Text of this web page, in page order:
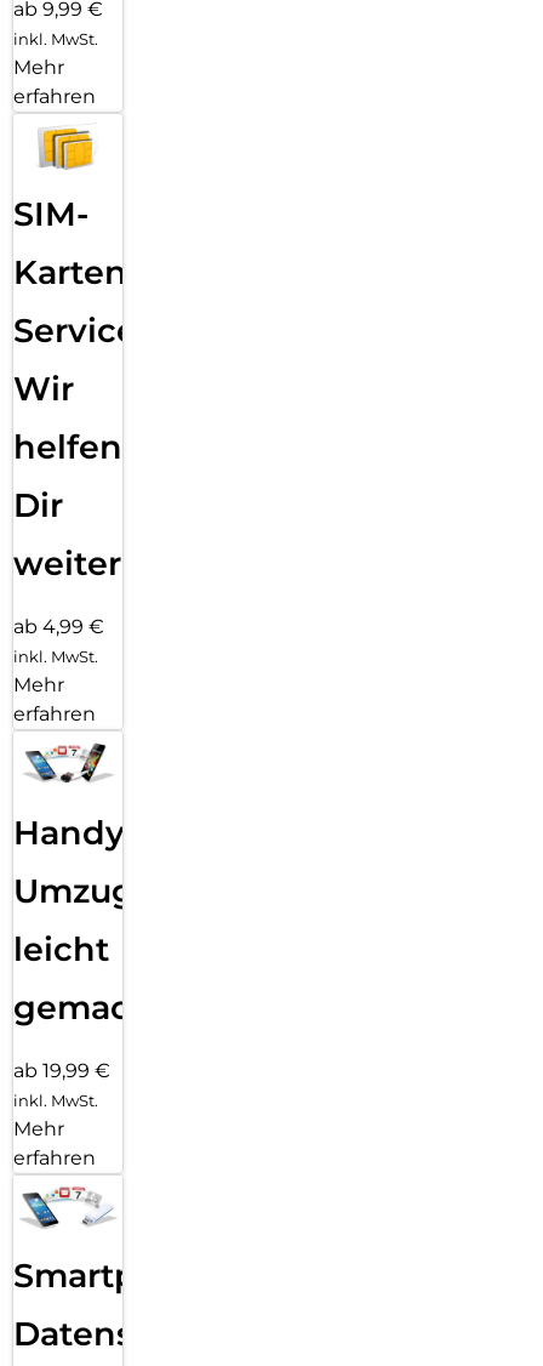
ab 9,99 €
inkl. MwSt.
Mehr
erfahren
SIM-
Karten
Service:
Wir
helfen
Dir
weiter
ab 4,99 €
inkl. MwSt.
Mehr
erfahren
Handy
Umzug
leicht
gemacht!
ab 19,99 €
inkl. MwSt.
Mehr
erfahren
Smartphone
Datensicherung